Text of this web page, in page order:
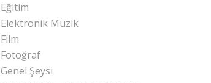
Eğitim
Elektronik Müzik
Film
Fotoğraf
Genel Şeysi